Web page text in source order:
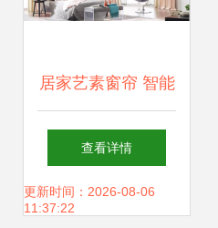
居家艺素窗帘 智能
窗帘引领品质生活
查看详情
更新时间：2026-08-06
11:37:22